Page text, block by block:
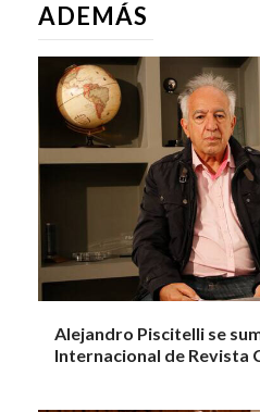
ADEMÁS
Alejandro Piscitelli se
Internacional de Revista